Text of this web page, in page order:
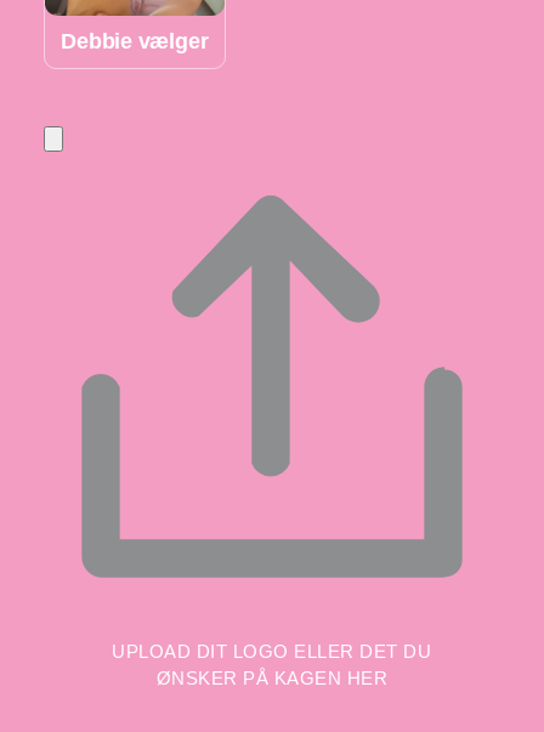
Debbie vælger
UPLOAD DIT LOGO ELLER DET DU
ØNSKER PÅ KAGEN HER